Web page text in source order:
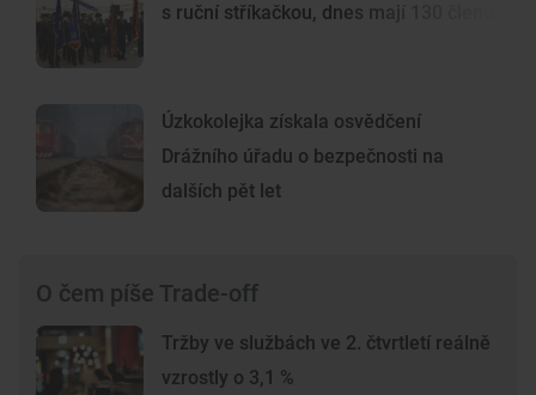
s ruční stříkačkou, dnes mají 130 členů
Úzkokolejka získala osvědčení
Drážního úřadu o bezpečnosti na
dalších pět let
O čem píše Trade-off
Tržby ve službách ve 2. čtvrtletí reálně
vzrostly o 3,1 %